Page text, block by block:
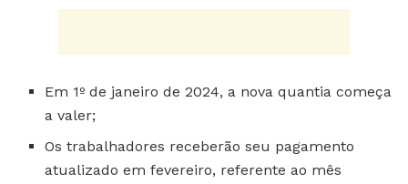
Em 1º de janeiro de 2024, a nova quantia começa
a valer;
Os trabalhadores receberão seu pagamento
atualizado em fevereiro, referente ao mês